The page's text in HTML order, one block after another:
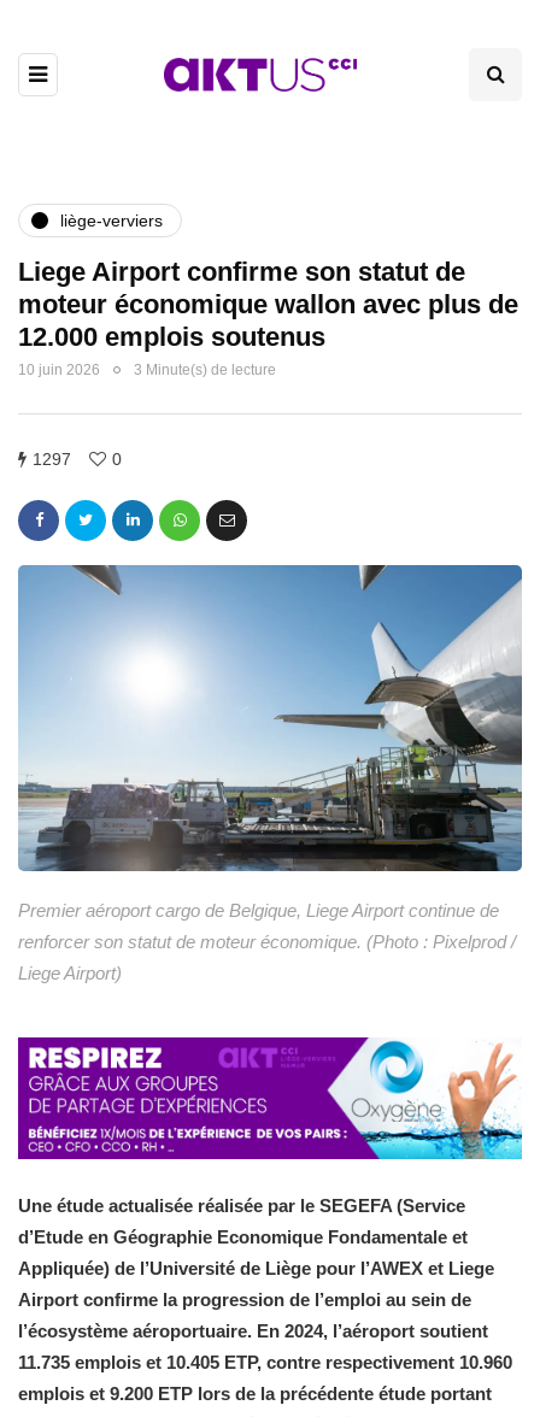
liège-verviers
Liege Airport confirme son statut de
moteur économique wallon avec plus de
12.000 emplois soutenus
10 juin 2026 3 Minute(s) de lecture
1297 0
Premier aéroport cargo de Belgique, Liege Airport continue de
renforcer son statut de moteur économique. (Photo : Pixelprod /
Liege Airport)
Une étude actualisée réalisée par le SEGEFA (Service
d’Etude en Géographie Economique Fondamentale et
Appliquée) de l’Université de Liège pour l’AWEX et Liege
Airport confirme la progression de l’emploi au sein de
l’écosystème aéroportuaire. En 2024, l’aéroport soutient
11.735 emplois et 10.405 ETP, contre respectivement 10.960
emplois et 9.200 ETP lors de la précédente étude portant